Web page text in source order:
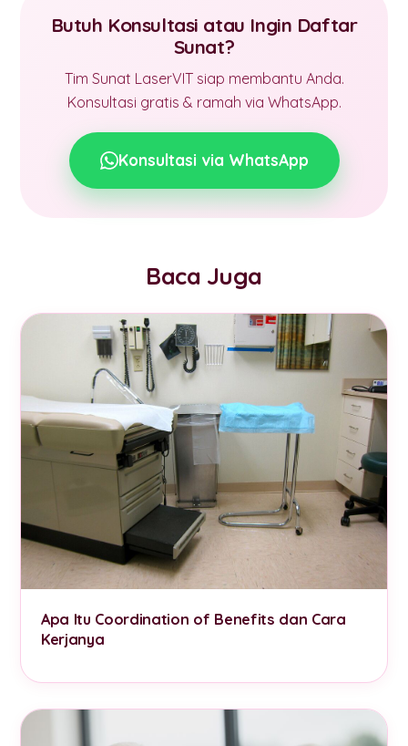
Butuh Konsultasi atau Ingin Daftar
Sunat?
Tim Sunat LaserVIT siap membantu Anda.
Konsultasi gratis & ramah via WhatsApp.
Konsultasi via WhatsApp
Baca Juga
Apa Itu Coordination of Benefits dan Cara
Kerjanya